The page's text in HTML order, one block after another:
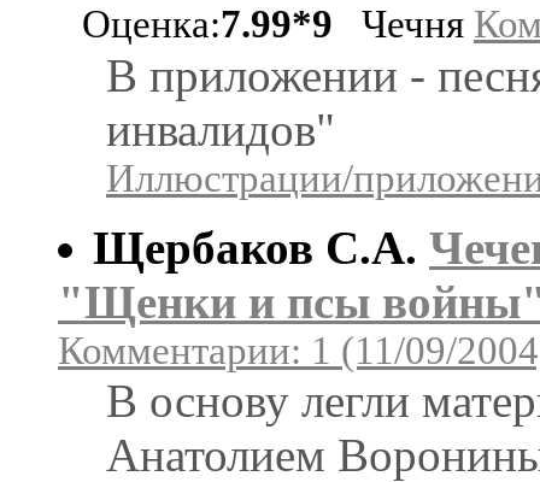
Оценка:7.99*9 Чечня
В приложении -
инвалидов"
Иллюстрации/
Щербаков С.А.
"Щенки и псы
Комментарии: 1 (11/09/
В основу легли
Анатолием